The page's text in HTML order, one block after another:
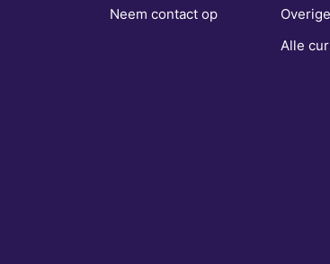
Neem contact op
Alle